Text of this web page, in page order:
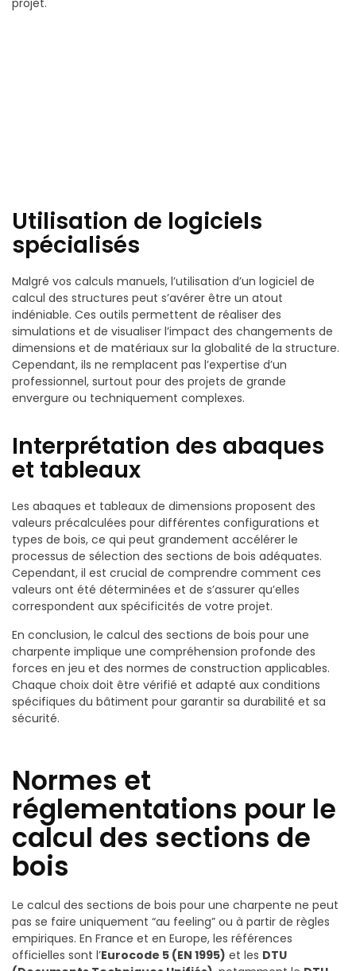
projet.
Utilisation de logiciels
spécialisés
Malgré vos calculs manuels, l’utilisation d’un logiciel de
calcul des structures peut s’avérer être un atout
indéniable. Ces outils permettent de réaliser des
simulations et de visualiser l’impact des changements de
dimensions et de matériaux sur la globalité de la structure.
Cependant, ils ne remplacent pas l’expertise d’un
professionnel, surtout pour des projets de grande
envergure ou techniquement complexes.
Interprétation des abaques
et tableaux
Les abaques et tableaux de dimensions proposent des
valeurs précalculées pour différentes configurations et
types de bois, ce qui peut grandement accélérer le
processus de sélection des sections de bois adéquates.
Cependant, il est crucial de comprendre comment ces
valeurs ont été déterminées et de s’assurer qu’elles
correspondent aux spécificités de votre projet.
En conclusion, le calcul des sections de bois pour une
charpente implique une compréhension profonde des
forces en jeu et des normes de construction applicables.
Chaque choix doit être vérifié et adapté aux conditions
spécifiques du bâtiment pour garantir sa durabilité et sa
sécurité.
Normes et
réglementations pour le
calcul des sections de
bois
Le calcul des sections de bois pour une charpente ne peut
pas se faire uniquement “au feeling” ou à partir de règles
empiriques. En France et en Europe, les références
officielles sont l’Eurocode 5 (EN 1995) et les DTU